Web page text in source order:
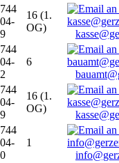
16 (1.
OG)
6
16 (1.
OG)
1